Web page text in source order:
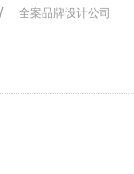
全案品牌设计公司